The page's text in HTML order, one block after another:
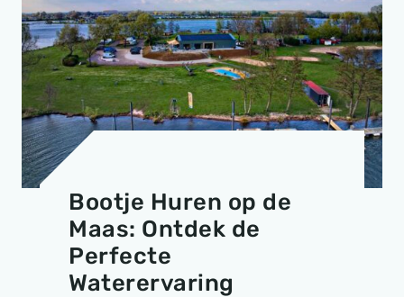
Bootje Huren op de
Maas: Ontdek de
Perfecte
Waterervaring